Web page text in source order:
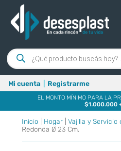
Búsqueda
de
productos
Mi cuenta Registrarme
EL MONTO MÍNIMO PARA LA
$1.000.000
Inicio Hogar| Vajilla y Servicio
Redonda Ø 23 Cm.